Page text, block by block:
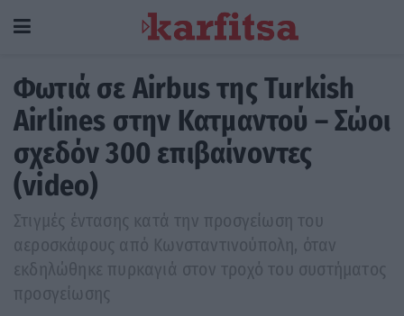
Φωτιά σε Airbus της Turkish
Airlines στην Κατμαντού – Σώοι
σχεδόν 300 επιβαίνοντες
(video)
Στιγμές έντασης κατά την προσγείωση του
αεροσκάφους από Κωνσταντινούπολη, όταν
εκδηλώθηκε πυρκαγιά στον τροχό του συστήματος
προσγείωσης